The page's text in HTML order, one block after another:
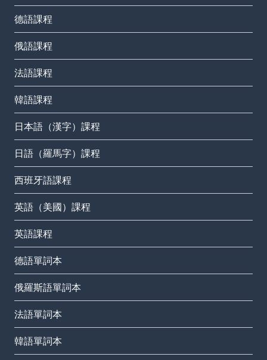
德語課程
俄語課程
法語課程
韓語課程
日本語（漢字）課程
日語（羅馬字）課程
西班牙語課程
英語（美國）課程
英語課程
德語單詞本
俄羅斯語單詞本
法語單詞本
韓語單詞本